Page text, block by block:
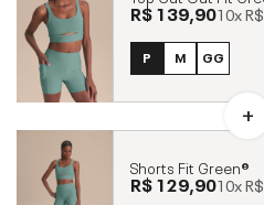
R$ 139,9010x
P M GG
Shorts Fit Green®
R$ 129,9010x